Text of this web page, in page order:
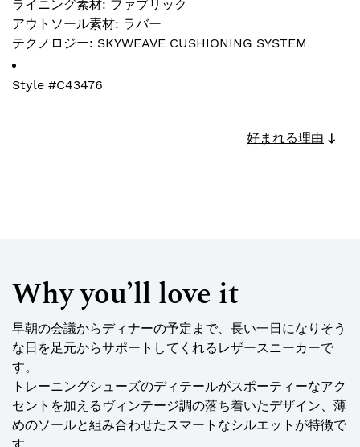
ライニング素材: ファブリック
アウトソール素材: ラバー
テクノロジー: SKYWEAVE CUSHIONING SYSTEM
Style #C43476
好まれる理由
Why you’ll love it
早朝の会議からディナーの予定まで、長い一日になりそう
な日を足元からサポートしてくれるレザースニーカーで
す。
トレーニングシューズのディテールがスポーティーなアク
セントを加えるヴィンテージ調の落ち着いたデザイン、薄
めのソールと組み合わせたスマートなシルエットが特徴で